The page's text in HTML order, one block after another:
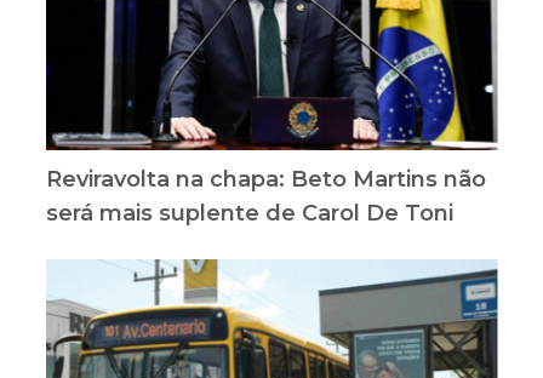
Reviravolta na chapa: Beto Martins não
será mais suplente de Carol De Toni